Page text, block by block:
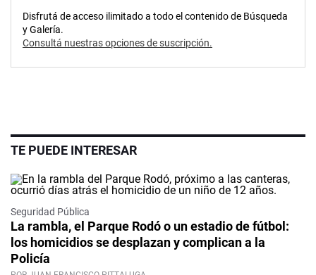
Disfrutá de acceso ilimitado a todo el contenido de Búsqueda
y Galería.
Consultá nuestras opciones de suscripción.
TE PUEDE INTERESAR
Seguridad Pública
La rambla, el Parque Rodó o un estadio de fútbol:
los homicidios se desplazan y complican a la
Policía